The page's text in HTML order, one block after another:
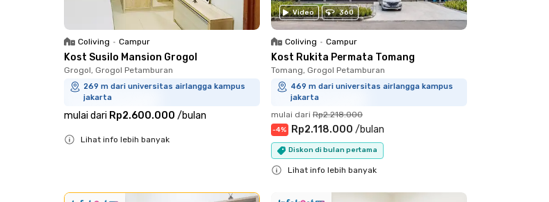
Coliving • Campur
Kost Susilo Mansion Grogol
Grogol, Grogol Petamburan
269 m dari universitas airlangga kampus
jakarta
mulai dari Rp2.600.000 /bulan
Lihat info lebih banyak
Video 360
Coliving • Campur
Kost Rukita Permata Tomang
Tomang, Grogol Petamburan
469 m dari universitas airlangga kampus
jakarta
mulai dari Rp2.218.000
-4% Rp2.118.000 /bulan
Diskon di bulan pertama
Lihat info lebih banyak